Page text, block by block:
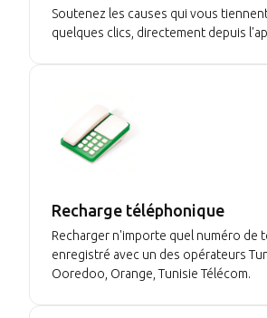
Soutenez les causes qui vous
quelques clics, directement depuis
Recharge téléphonique
Recharger n'importe quel numéro de
enregistré avec un des opérateurs
Ooredoo, Orange, Tunisie Télécom.